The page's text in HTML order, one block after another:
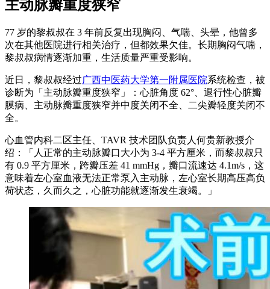
主动脉瓣重度狭窄
77 岁的黎叔叔在 3 年前反复出现胸闷、气喘、头晕，他曾多
次在其他医院进行相关治疗，但都效果欠佳。长期胸闷气喘，
黎叔叔病情逐渐加重，生活质量严重受影响。
近日，黎叔叔经过广西中医药大学第一附属医院系统检查，被
诊断为「主动脉瓣重度狭窄」：心脏角度 62°、退行性心脏瓣
膜病、主动脉瓣重度狭窄并中度关闭不全、二尖瓣轻度关闭不
全。
心血管内科二区主任、TAVR 技术团队负责人何贵新教授介
绍：「人正常的主动脉瓣口大小为 3-4 平方厘米，而黎叔叔只
有 0.9 平方厘米，跨瓣压差 41 mmHg，瓣口流速达 4.1m/s，这
意味着左心室血液无法正常泵入主动脉，左心室长期高压高负
荷状态，久而久之，心脏功能就逐渐发生衰竭。」